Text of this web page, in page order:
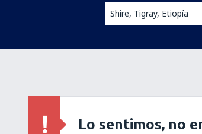
Lo sentimos, no